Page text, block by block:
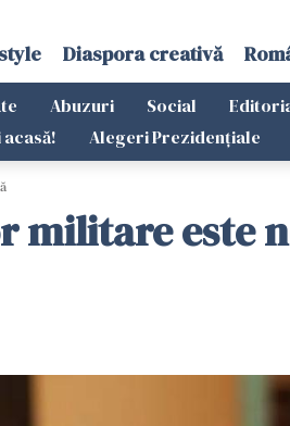
Diaspora creativă
Abuzuri Social
Alegeri Prezidențiale
militare este